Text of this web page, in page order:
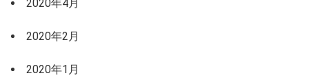
2020年4月
2020年2月
2020年1月